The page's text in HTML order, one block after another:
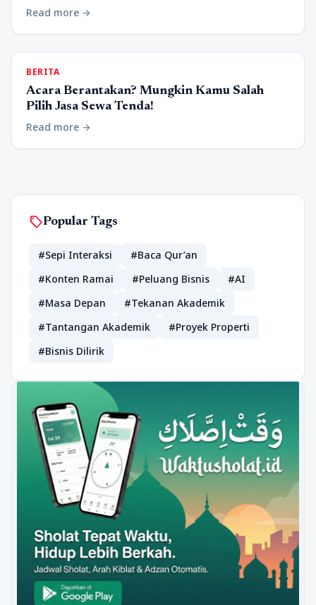
Read more arrow_forward
BERITA
Acara Berantakan? Mungkin Kamu Salah
Pilih Jasa Sewa Tenda!
Read more arrow_forward
sellPopular Tags
#Sepi Interaksi
#Baca Qur’an
#Konten Ramai
#Peluang Bisnis
#AI
#Masa Depan
#Tekanan Akademik
#Tantangan Akademik
#Proyek Properti
#Bisnis Dilirik